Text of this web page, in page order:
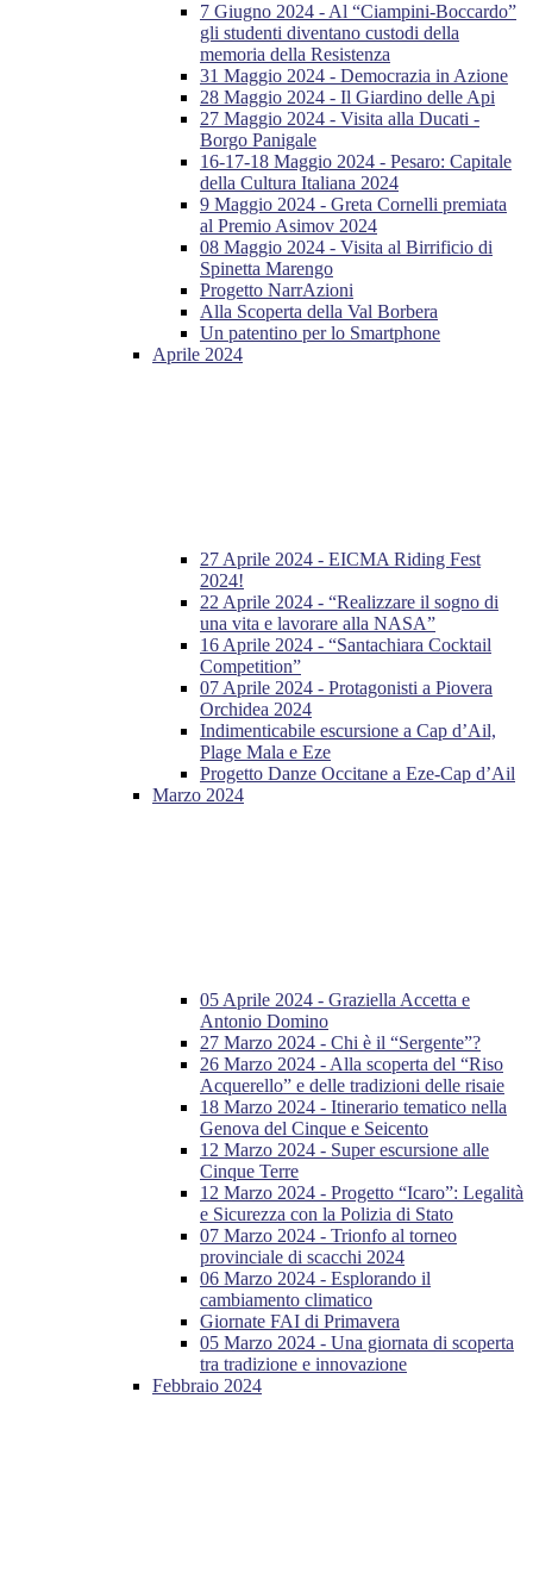
7 Giugno 2024 - Al “Ciampini-Boccardo”
gli studenti diventano custodi della
memoria della Resistenza
31 Maggio 2024 - Democrazia in Azione
28 Maggio 2024 - Il Giardino delle Api
27 Maggio 2024 - Visita alla Ducati -
Borgo Panigale
16-17-18 Maggio 2024 - Pesaro: Capitale
della Cultura Italiana 2024
9 Maggio 2024 - Greta Cornelli premiata
al Premio Asimov 2024
08 Maggio 2024 - Visita al Birrificio di
Spinetta Marengo
Progetto NarrAzioni
Alla Scoperta della Val Borbera
Un patentino per lo Smartphone
Aprile 2024
27 Aprile 2024 - EICMA Riding Fest
2024!
22 Aprile 2024 - “Realizzare il sogno di
una vita e lavorare alla NASA”
16 Aprile 2024 - “Santachiara Cocktail
Competition”
07 Aprile 2024 - Protagonisti a Piovera
Orchidea 2024
Indimenticabile escursione a Cap d’Ail,
Plage Mala e Eze
Progetto Danze Occitane a Eze-Cap d’Ail
Marzo 2024
05 Aprile 2024 - Graziella Accetta e
Antonio Domino
27 Marzo 2024 - Chi è il “Sergente”?
26 Marzo 2024 - Alla scoperta del “Riso
Acquerello” e delle tradizioni delle risaie
18 Marzo 2024 - Itinerario tematico nella
Genova del Cinque e Seicento
12 Marzo 2024 - Super escursione alle
Cinque Terre
12 Marzo 2024 - Progetto “Icaro”: Legalità
e Sicurezza con la Polizia di Stato
07 Marzo 2024 - Trionfo al torneo
provinciale di scacchi 2024
06 Marzo 2024 - Esplorando il
cambiamento climatico
Giornate FAI di Primavera
05 Marzo 2024 - Una giornata di scoperta
tra tradizione e innovazione
Febbraio 2024